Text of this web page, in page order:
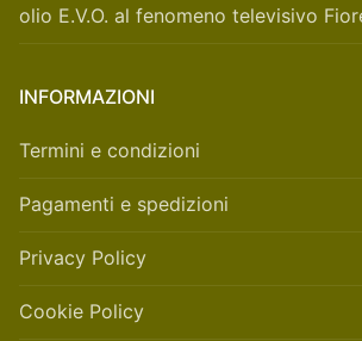
olio E.V.O. al fenomeno televisivo
INFORMAZIONI
Termini e condizioni
Pagamenti e spedizioni
Privacy Policy
Cookie Policy